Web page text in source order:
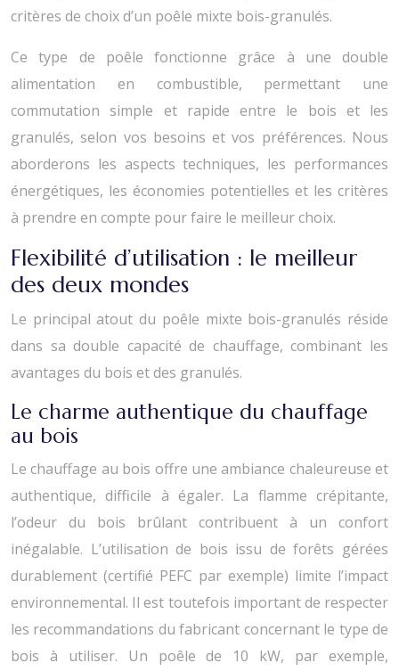
critères de choix d’un poêle mixte bois-granulés.
Ce type de poêle fonctionne grâce à une double
alimentation en combustible, permettant une
commutation simple et rapide entre le bois et les
granulés, selon vos besoins et vos préférences. Nous
aborderons les aspects techniques, les performances
énergétiques, les économies potentielles et les critères
à prendre en compte pour faire le meilleur choix.
Flexibilité d’utilisation : le meilleur
des deux mondes
Le principal atout du poêle mixte bois-granulés réside
dans sa double capacité de chauffage, combinant les
avantages du bois et des granulés.
Le charme authentique du chauffage
au bois
Le chauffage au bois offre une ambiance chaleureuse et
authentique, difficile à égaler. La flamme crépitante,
l’odeur du bois brûlant contribuent à un confort
inégalable. L’utilisation de bois issu de forêts gérées
durablement (certifié PEFC par exemple) limite l’impact
environnemental. Il est toutefois important de respecter
les recommandations du fabricant concernant le type de
bois à utiliser. Un poêle de 10 kW, par exemple,